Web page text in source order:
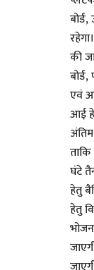
की
एवं
आई
घंटे
हेतु
हेतु